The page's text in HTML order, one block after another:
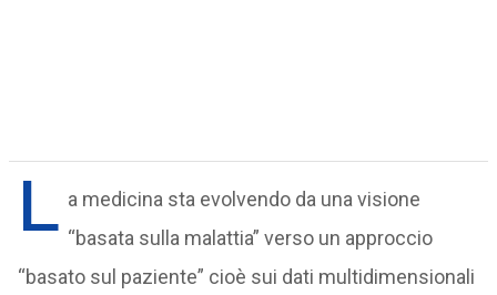
L a medicina sta evolvendo da una visione
“basata sulla malattia” verso un approccio
“basato sul paziente” cioè sui dati multidimensionali